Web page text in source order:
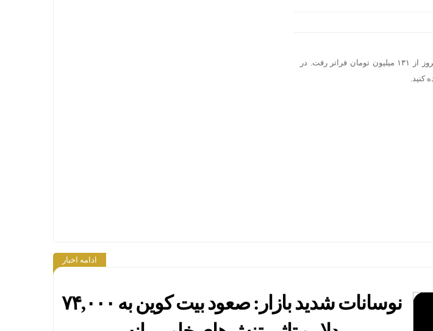
قیمت سکه امامی در بازار صعودی طلای امروز از ۱۳۱ میلیون تومان فراتر رفت. در
کنید.
ادامه اخبار
نوسانات شدید بازار: صعود بیت کوین به ۷۴,۰۰۰